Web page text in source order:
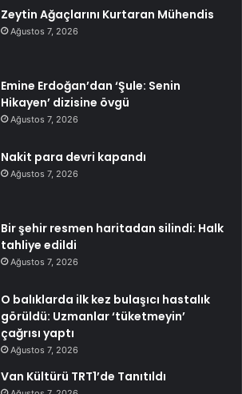
Zeytin Ağaçlarını Kurtaran Mühendis
Ağustos 7, 2026
Emine Erdoğan’dan ‘Şule: Senin
Hikayen’ dizisine övgü
Ağustos 7, 2026
Nakit para devri kapandı
Ağustos 7, 2026
Bir şehir resmen haritadan silindi: Halk
tahliye edildi
Ağustos 7, 2026
O balıklarda ilk kez bulaşıcı hastalık
görüldü: Uzmanlar ‘tüketmeyin’
çağrısı yaptı
Ağustos 7, 2026
Van Kültürü TRT1’de Tanıtıldı